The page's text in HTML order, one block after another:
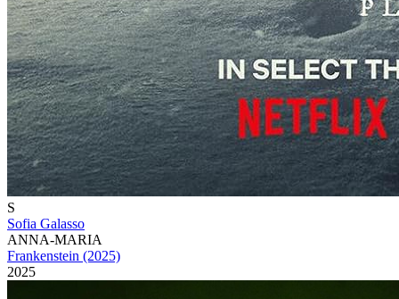
S
Sofia Galasso
ANNA-MARIA
Frankenstein (2025)
2025